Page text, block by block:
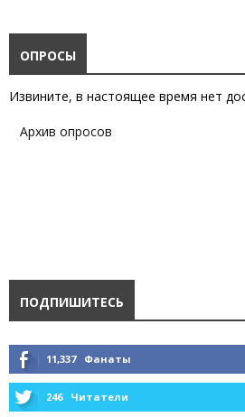
ОПРОСЫ
Извините, в настоящее время нет
Архив опросов
ПОДПИШИТЕСЬ
11,337 Фанаты
246 Читатели